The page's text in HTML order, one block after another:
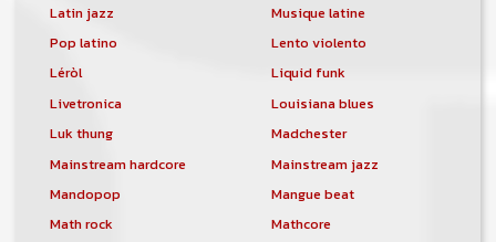
Latin jazz
Musique latine
Pop latino
Lento violento
Léròl
Liquid funk
Livetronica
Louisiana blues
Luk thung
Madchester
Mainstream hardcore
Mainstream jazz
Mandopop
Mangue beat
Math rock
Mathcore
de développement du site, et peut-être
une campagne de communication. Il va
comptabilité sera totalement publique
visible directement sur le site.
Un nouveau service de petites annonces
pour musicien vous est proposé sur le
site. Ce service permet, lorsque vous
êtes musiciens ou un groupe, un
orchestre, DJ, etc... de chercher un/des